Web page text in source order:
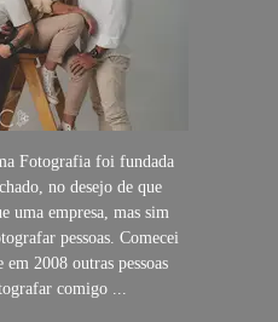
Fotografia foi fundada
no desejo de que
uma empresa, mas sim
pessoas. Comecei
2008 outras pessoas
comigo ...